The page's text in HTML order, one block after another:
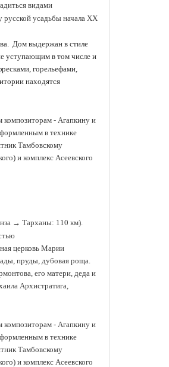
видами
русской усадьбы начала XX
Дом выдержан в стиле
уступающим в том числе и
горельефами,
находятся
- Агапкину и
в технике
Тамбовскому
и комплекс Асеевского
→ Тарханы: 110 км).
церковь Марии
пруды, дубовая роща.
его матери, деда и
Архистратига,
- Агапкину и
в технике
Тамбовскому
и комплекс Асеевского